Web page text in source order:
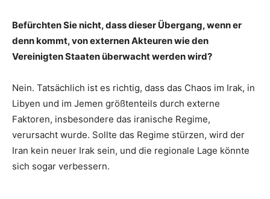
Befürchten Sie nicht, dass dieser Übergang, wenn er
denn kommt, von externen Akteuren wie den
Vereinigten Staaten überwacht werden wird?
Nein. Tatsächlich ist es richtig, dass das Chaos im Irak, in
Libyen und im Jemen größtenteils durch externe
Faktoren, insbesondere das iranische Regime,
verursacht wurde. Sollte das Regime stürzen, wird der
Iran kein neuer Irak sein, und die regionale Lage könnte
sich sogar verbessern.